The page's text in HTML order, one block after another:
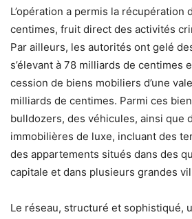
L’opération a permis la récupération
centimes, fruit direct des activités
Par ailleurs, les autorités ont gelé
s’élevant à 78 milliards de centimes
cession de biens mobiliers d’une
milliards de centimes. Parmi ces
bulldozers, des véhicules, ainsi que
immobilières de luxe, incluant des
des appartements situés dans des
capitale et dans plusieurs grandes
Le réseau, structuré et sophistiqué,